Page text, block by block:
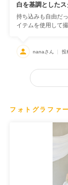
白を基調とした
持ち込みも自由だ
イテムを使用して
りとしたスクリー
ス全体が綺麗に映
ました。前撮りに
nanaさん 投
フォトグラファー